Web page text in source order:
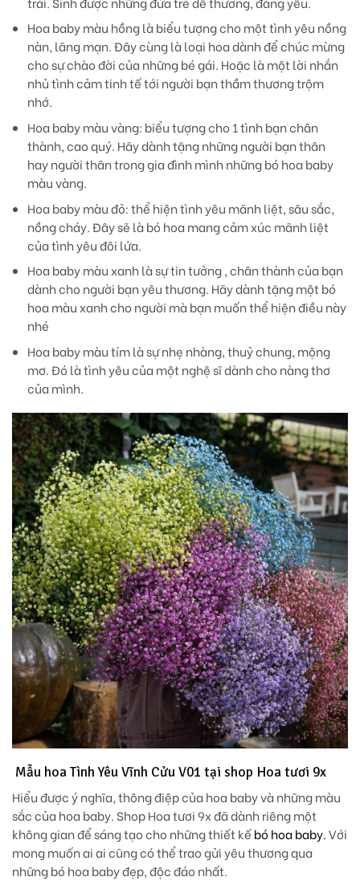
Hoa baby màu hồnglà biểu tượng cho một tình yêu nồng
nàn, lãng mạn. Đây cùng là loại hoa dành để chúc mừng
cho sự chào đời của những bé gái. Hoặc là một lời nhắn
nhủ tình cảm tinh tế tới người bạn thầm thương trộm
nhớ.
Hoa baby màu vàng: biểu tượng cho 1 tình bạn chân
thành, cao quý. Hãy dành tặng những người bạn thân
hay người thân trong gia đình mình những bó hoa baby
màu vàng.
Hoa baby màu đỏ:thể hiện tình yêu mãnh liệt, sâu sắc,
nồng cháy. Đây sẽ là bó hoa mang cảm xúc mãnh liệt
của tình yêu đôi lứa.
Hoa baby màu xanhlà sự tin tưởng , chân thành của bạn
dành cho người bạn yêu thương. Hãy dành tặng một bó
hoa màu xanh cho người mà bạn muốn thể hiện điều này
nhé
Hoa baby màu tímlà sự nhẹ nhàng, thuỷ chung, mộng
mơ. Đó là tình yêu của một nghệ sĩ dành cho nàng thơ
của mình.
Mẫu hoa Tình Yêu Vĩnh Cửu V01 tại shop Hoa tươi 9x
Hiểu được ý nghĩa, thông điệp của hoa baby và những màu
sắc của hoa baby. Shop Hoa tươi 9x đã dành riêng một
không gian để sáng tạo cho những thiết kếbó hoa baby.Với
mong muốn ai ai cũng có thể trao gửi yêu thương qua
những bó hoa baby đẹp, độc đáo nhất.